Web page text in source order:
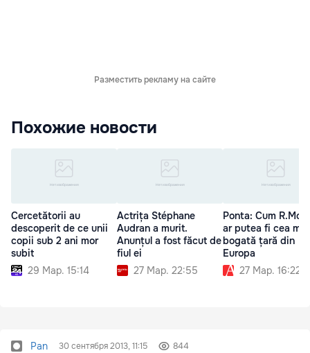
Разместить рекламу на сайте
Похожие новости
Cercetătorii au
descoperit de ce unii
copii sub 2 ani mor
subit
29 Мар. 15:14
Actrița Stéphane
Audran a murit.
Anunțul a fost făcut de
fiul ei
27 Мар. 22:55
Ponta: Cum
ar putea fi cea mai
bogată țară din
Europa
27 Мар. 16:22
Pan 30 сентября 2013, 11:15 844